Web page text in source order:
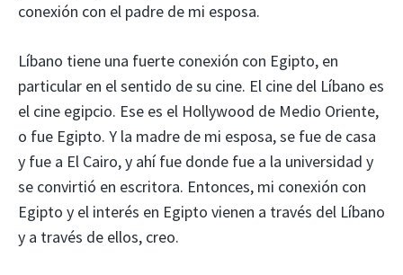
conexión con el padre de mi esposa.
Líbano tiene una fuerte conexión con Egipto, en
particular en el sentido de su cine. El cine del Líbano es
el cine egipcio. Ese es el Hollywood de Medio Oriente,
o fue Egipto. Y la madre de mi esposa, se fue de casa
y fue a El Cairo, y ahí fue donde fue a la universidad y
se convirtió en escritora. Entonces, mi conexión con
Egipto y el interés en Egipto vienen a través del Líbano
y a través de ellos, creo.